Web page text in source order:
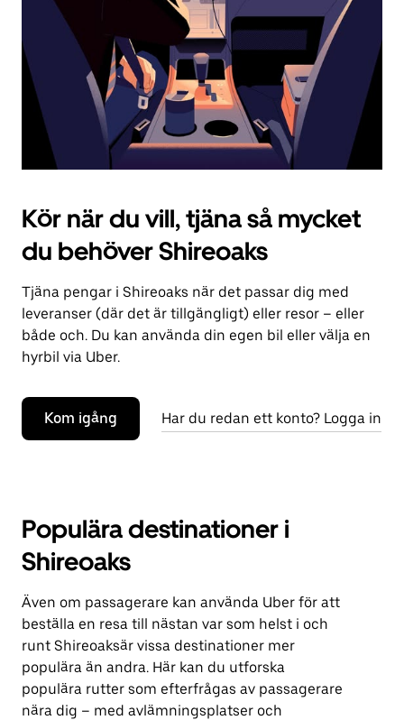
kalendern.
Kör när du vill, tjäna så mycket
du behöver Shireoaks
Tjäna pengar i Shireoaks när det passar dig med
leveranser (där det är tillgängligt) eller resor – eller
både och. Du kan använda din egen bil eller välja en
hyrbil via Uber.
Kom igång Har du redan ett konto? Logga in
Populära destinationer i
Shireoaks
Även om passagerare kan använda Uber för att
beställa en resa till nästan var som helst i och
runt Shireoaksär vissa destinationer mer
populära än andra. Här kan du utforska
populära rutter som efterfrågas av passagerare
nära dig – med avlämningsplatser och